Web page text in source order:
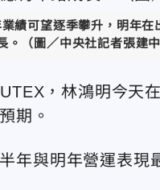
績可望逐季攀升，明年
。（圖／中央社記者張建
，林鴻明今天
期。
年與明年營運表現